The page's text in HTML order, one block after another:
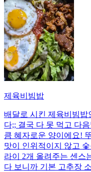
제육비빔밥
배달로 시킨 제육비빔밥
다;; 결국 다 못 먹고 다
큼 혜자로운 양이에요!
맛이 인위적이지 않고
라이 2개 올려주는 센스
다 보니까 기본 고추장